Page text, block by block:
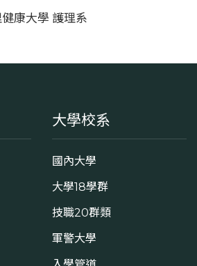
康大學 護理系
大學校系
國內大學
大學18學群
技職20群類
軍警大學